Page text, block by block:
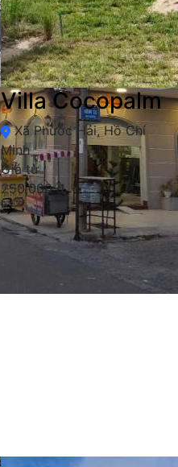
Villa Cocopalm
Xã Phước Hải, Hồ Chí
Minh
Giá từ
250,000 đ